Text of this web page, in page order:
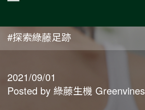
2021/09/01
Posted by 綠藤生機 Greenvines
#探索綠藤足跡